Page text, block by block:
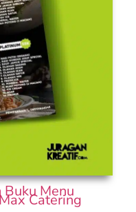
Buku Menu
Catering